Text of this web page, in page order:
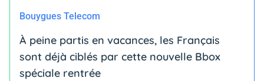
Bouygues Telecom
À peine partis en vacances, les Français
sont déjà ciblés par cette nouvelle Bbox
spéciale rentrée